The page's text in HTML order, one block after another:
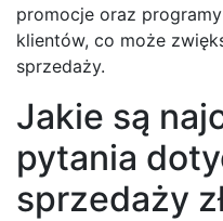
promocje oraz
klientów, co może
sprzedaży.
Jakie są
pytania
sprzedaży